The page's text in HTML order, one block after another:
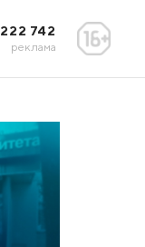
222 742
реклама